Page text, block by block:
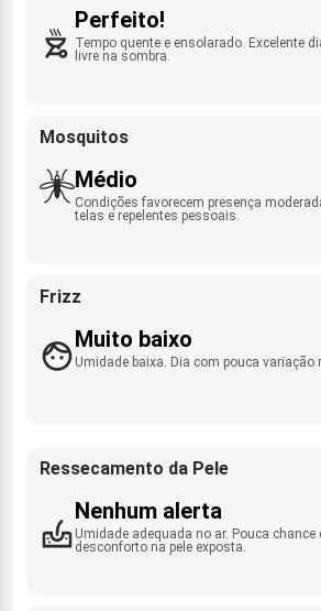
Perfeito!
Tempo quente e ensolarado. Excelente
livre na sombra.
Mosquitos
Médio
Condições favorecem presença
telas e repelentes pessoais.
Frizz
Muito baixo
Umidade baixa. Dia com pouca variação
Ressecamento da Pele
Nenhum alerta
Umidade adequada no ar. Pouca chance
desconforto na pele exposta.